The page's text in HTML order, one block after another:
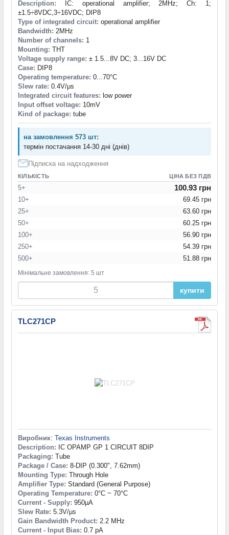
Description: IC: operational amplifier; 2MHz; Ch: 1;
±1.5÷8VDC,3÷16VDC; DIP8
Type of integrated circuit: operational amplifier
Bandwidth: 2MHz
Number of channels: 1
Mounting: THT
Voltage supply range: ± 1.5...8V DC; 3...16V DC
Case: DIP8
Operating temperature: 0...70°C
Slew rate: 0.4V/μs
Integrated circuit features: low power
Input offset voltage: 10mV
Kind of package: tube
на замовлення 573 шт:
термін постачання 14-30 дні (днів)
Підписка на надходження
КІЛЬКІСТЬ ЦІНА БЕЗ ПДВ
5+ 100.93 грн
10+
69.45 грн
25+
63.60 грн
50+
60.25 грн
100+
56.90 грн
250+
54.39 грн
500+
51.88 грн
Мінімальне замовлення: 5 шт
купити
TLC271CP
Виробник: Texas Instruments
Description: IC OPAMP GP 1 CIRCUIT 8DIP
Packaging: Tube
Package / Case: 8-DIP (0.300", 7.62mm)
Mounting Type: Through Hole
Amplifier Type: Standard (General Purpose)
Operating Temperature: 0°C ~ 70°C
Current - Supply: 950µA
Slew Rate: 5.3V/µs
Gain Bandwidth Product: 2.2 MHz
Current - Input Bias: 0.7 pA